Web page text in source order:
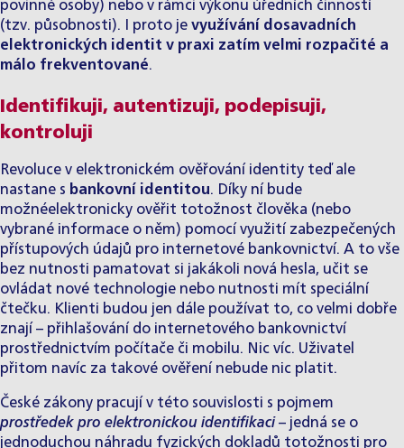
povinné osoby) nebo v rámci výkonu úředních činností
(tzv. působnosti). I proto je využívání dosavadních
elektronických identit v praxi zatím velmi rozpačité a
málo frekventované.
Identifikuji, autentizuji, podepisuji,
kontroluji
Revoluce v elektronickém ověřování identity teď ale
nastane s bankovní identitou. Díky ní bude
možnéelektronicky ověřit totožnost člověka (nebo
vybrané informace o něm) pomocí využití zabezpečených
přístupových údajů pro internetové bankovnictví. A to vše
bez nutnosti pamatovat si jakákoli nová hesla, učit se
ovládat nové technologie nebo nutnosti mít speciální
čtečku. Klienti budou jen dále používat to, co velmi dobře
znají – přihlašování do internetového bankovnictví
prostřednictvím počítače či mobilu. Nic víc. Uživatel
přitom navíc za takové ověření nebude nic platit.
České zákony pracují v této souvislosti s pojmem
prostředek pro elektronickou identifikaci – jedná se o
jednoduchou náhradu fyzických dokladů totožnosti pro